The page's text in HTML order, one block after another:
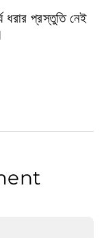
ধরার প্রস্তুতি নেই